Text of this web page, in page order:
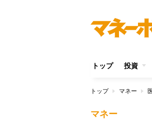
トップ 投資
トップ マネー
マネー